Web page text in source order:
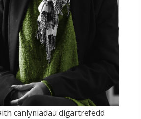
canlyniadau digartrefedd